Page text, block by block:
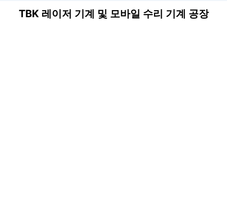
TBK 레이저 기계 및 모바일 수리 기계 공장